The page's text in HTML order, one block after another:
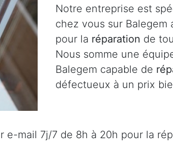
Notre entreprise est
chez vous sur
pour la réparation de
Nous somme une
Balegem capable de
défectueux à un prix
mail 7j/7 de 8h à 20h pour la